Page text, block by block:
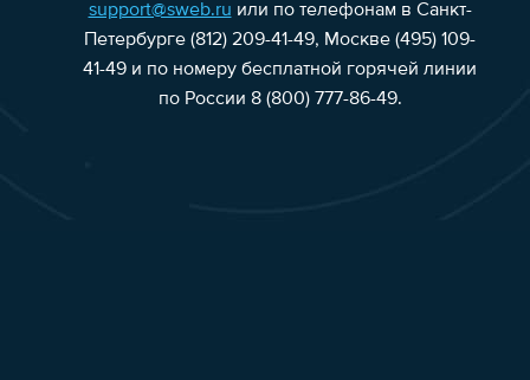
support@sweb.ru или по телефонам в Санкт-
Петербурге (812) 209-41-49, Москве (495) 109-
41-49 и по номеру бесплатной горячей линии
по России 8 (800) 777-86-49.